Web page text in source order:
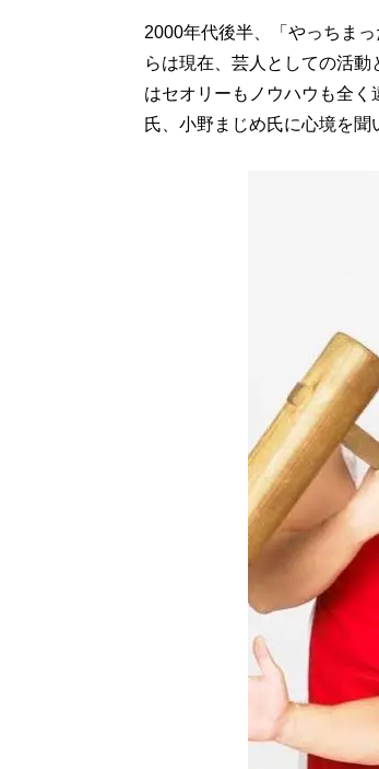
2000年代後半、「やっちま
らは現在、芸人としての活
はセオリーもノウハウも全
氏、小野まじめ氏に心境を聞